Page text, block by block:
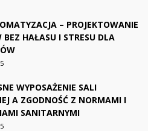
– PROJEKTOWANIE
BEZ HAŁASU I STRESU DLA
WYPOSAŻENIE SALI
A ZGODNOŚĆ Z NORMAMI I
SANITARNYMI